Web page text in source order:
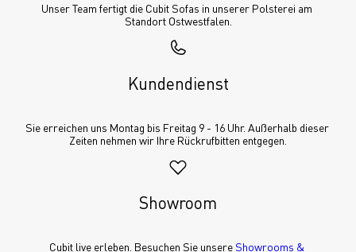
Unser Team fertigt die Cubit Sofas in unserer Polsterei am
Standort Ostwestfalen.
Kundendienst
Sie erreichen uns Montag bis Freitag 9 - 16 Uhr. Außerhalb dieser
Zeiten nehmen wir Ihre Rückrufbitten entgegen.
Showroom
Cubit live erleben. Besuchen Sie unsere Showrooms &